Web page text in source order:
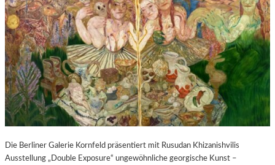
Die Berliner Galerie Kornfeld präsentiert mit Rusudan Khizanishvilis
Ausstellung „Double Exposure“ ungewöhnliche georgische Kunst –